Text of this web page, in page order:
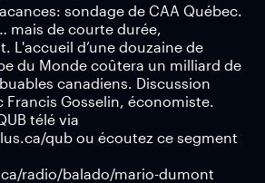
sondage de CAA Québec.
mais de courte durée,
L'accueil d’une douzaine de
du Monde coûtera un milliard de
canadiens. Discussion
Francis Gosselin, économiste.
télé via
qub ou écoutez ce segment
radio/balado/mario-dumont